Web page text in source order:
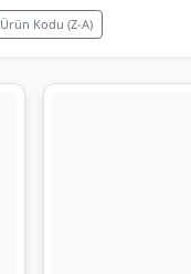
Ürün Kodu (Z-A)